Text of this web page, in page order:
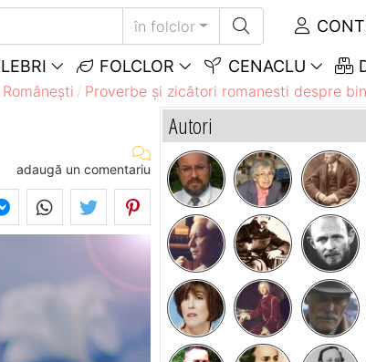
în folclor
FOLCLOR CENACLU
Proverbe și zicători romanesti despre
adaugă un comentariu
Autori